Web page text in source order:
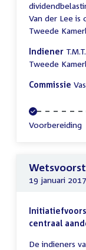
Van der Lee
Tweede
Indiener
Tweede
Commissie
Voltooid:
Voorbereiding
19 januari 2017
centraal
De indieners